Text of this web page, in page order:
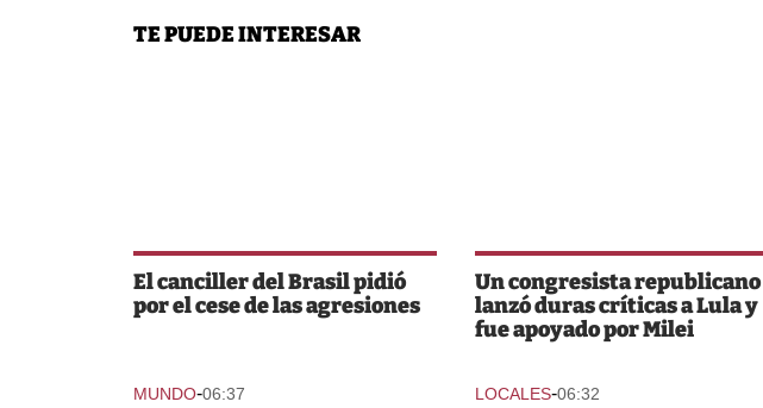
TE PUEDE INTERESAR
El canciller del Brasil pidió
por el cese de las agresiones
MUNDO-06:37
Un congresista republicano
lanzó duras críticas a Lula y
fue apoyado por Milei
LOCALES-06:32